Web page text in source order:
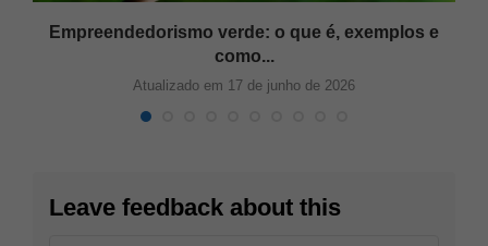
Empreendedorismo verde: o que é, exemplos e
como...
Atualizado em 17 de junho de 2026
Leave feedback about this